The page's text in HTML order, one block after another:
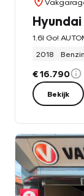
1.6I Go!
2018
€ 16.790
Bekijk